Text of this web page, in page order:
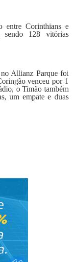
entre Corinthians e
128 vitórias
Allianz Parque foi
venceu por 1
o Timão também
um empate e duas